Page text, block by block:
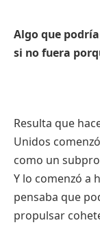
Algo que
si no fuera
Resulta que
Unidos
como un
Y lo comenzó a
pensaba que
propulsar